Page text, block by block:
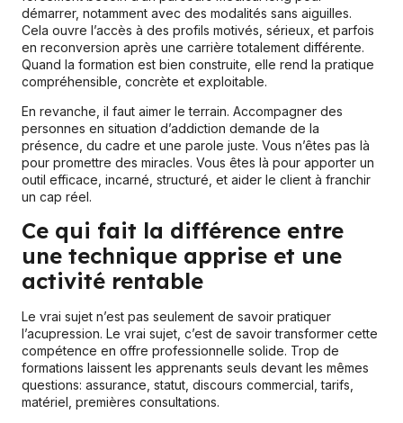
démarrer, notamment avec des modalités sans aiguilles.
Cela ouvre l’accès à des profils motivés, sérieux, et parfois
en reconversion après une carrière totalement différente.
Quand la formation est bien construite, elle rend la pratique
compréhensible, concrète et exploitable.
En revanche, il faut aimer le terrain. Accompagner des
personnes en situation d’addiction demande de la
présence, du cadre et une parole juste. Vous n’êtes pas là
pour promettre des miracles. Vous êtes là pour apporter un
outil efficace, incarné, structuré, et aider le client à franchir
un cap réel.
Ce qui fait la différence entre
une technique apprise et une
activité rentable
Le vrai sujet n’est pas seulement de savoir pratiquer
l’acupression. Le vrai sujet, c’est de savoir transformer cette
compétence en offre professionnelle solide. Trop de
formations laissent les apprenants seuls devant les mêmes
questions: assurance, statut, discours commercial, tarifs,
matériel, premières consultations.